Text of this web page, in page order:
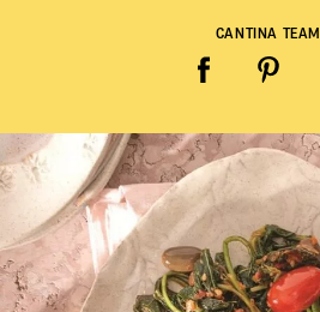
CANTINA TEAM